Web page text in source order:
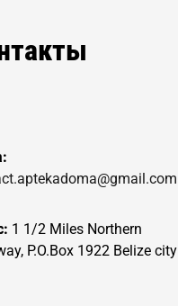
1 1/2 Miles Northern
P.O.Box 1922 Belize city